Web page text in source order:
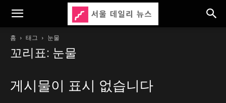
홈 태그 눈물
꼬리표: 눈물
게시물이 표시 없습니다